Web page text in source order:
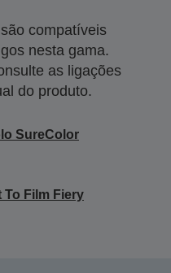
compatíveis
nesta gama.
as ligações
do produto.
SureColor
To Film Fiery